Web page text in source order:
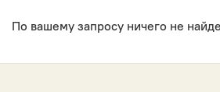
По вашему запросу ничего не